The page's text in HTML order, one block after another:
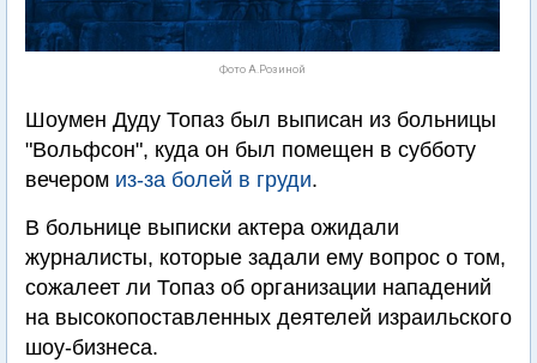
Фото А.Розиной
Шоумен Дуду Топаз был выписан из больницы
"Вольфсон", куда он был помещен в субботу
вечером из-за болей в груди.
В больнице выписки актера ожидали
журналисты, которые задали ему вопрос о том,
сожалеет ли Топаз об организации нападений
на высокопоставленных деятелей израильского
шоу-бизнеса.